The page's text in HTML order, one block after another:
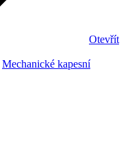
Otevřít
Mechanické kapesní